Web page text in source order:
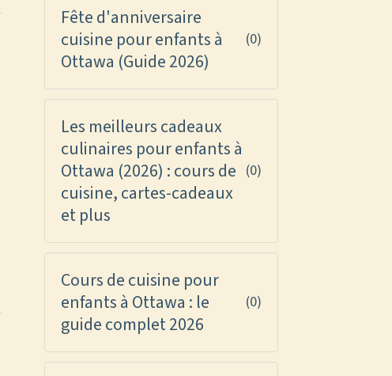
Fête d'anniversaire
cuisine pour enfants à
Ottawa (Guide 2026)
(0)
Les meilleurs cadeaux
culinaires pour enfants à
Ottawa (2026) : cours de
cuisine, cartes-cadeaux
et plus
(0)
Cours de cuisine pour
enfants à Ottawa : le
guide complet 2026
(0)